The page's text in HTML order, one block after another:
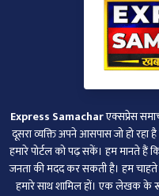
Express Samacharएक्सप्रेस
दूसरा व्‍यक्ति अपने आसपास जो हो रहा
हमारे पोर्टल को पढ़ सकें। हम मानते हैं
जनता की मदद कर सकती है। हम
हमारे साथ शामिल हों। एक लेखक